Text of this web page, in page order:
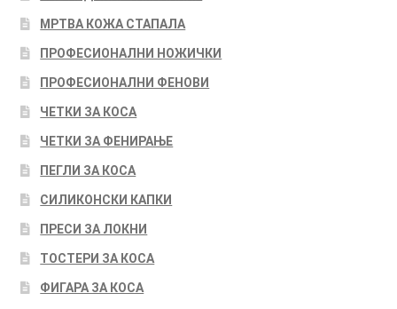
МРТВА КОЖА СТАПАЛА
ПРОФЕСИОНАЛНИ НОЖИЧКИ
ПРОФЕСИОНАЛНИ ФЕНОВИ
ЧЕТКИ ЗА КОСА
ЧЕТКИ ЗА ФЕНИРАЊЕ
ПЕГЛИ ЗА КОСА
СИЛИКОНСКИ КАПКИ
ПРЕСИ ЗА ЛОКНИ
ТОСТЕРИ ЗА КОСА
ФИГАРА ЗА КОСА